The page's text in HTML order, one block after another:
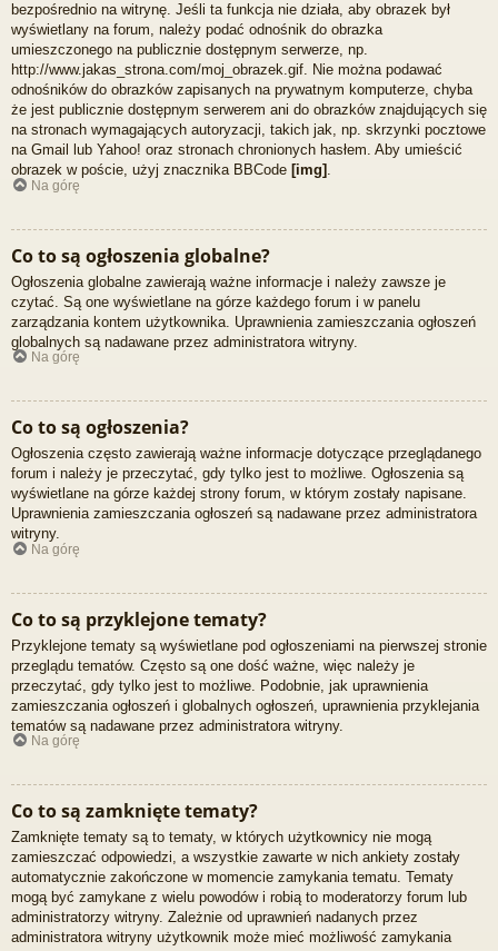
bezpośrednio na witrynę. Jeśli ta funkcja nie działa, aby obrazek był
wyświetlany na forum, należy podać odnośnik do obrazka
umieszczonego na publicznie dostępnym serwerze, np.
http://www.jakas_strona.com/moj_obrazek.gif. Nie można podawać
odnośników do obrazków zapisanych na prywatnym komputerze, chyba
że jest publicznie dostępnym serwerem ani do obrazków znajdujących się
na stronach wymagających autoryzacji, takich jak, np. skrzynki pocztowe
na Gmail lub Yahoo! oraz stronach chronionych hasłem. Aby umieścić
obrazek w poście, użyj znacznika BBCode [img] .
Na górę
Co to są ogłoszenia globalne?
Ogłoszenia globalne zawierają ważne informacje i należy zawsze je
czytać. Są one wyświetlane na górze każdego forum i w panelu
zarządzania kontem użytkownika. Uprawnienia zamieszczania ogłoszeń
globalnych są nadawane przez administratora witryny.
Na górę
Co to są ogłoszenia?
Ogłoszenia często zawierają ważne informacje dotyczące przeglądanego
forum i należy je przeczytać, gdy tylko jest to możliwe. Ogłoszenia są
wyświetlane na górze każdej strony forum, w którym zostały napisane.
Uprawnienia zamieszczania ogłoszeń są nadawane przez administratora
witryny.
Na górę
Co to są przyklejone tematy?
Przyklejone tematy są wyświetlane pod ogłoszeniami na pierwszej stronie
przeglądu tematów. Często są one dość ważne, więc należy je
przeczytać, gdy tylko jest to możliwe. Podobnie, jak uprawnienia
zamieszczania ogłoszeń i globalnych ogłoszeń, uprawnienia przyklejania
tematów są nadawane przez administratora witryny.
Na górę
Co to są zamknięte tematy?
Zamknięte tematy są to tematy, w których użytkownicy nie mogą
zamieszczać odpowiedzi, a wszystkie zawarte w nich ankiety zostały
automatycznie zakończone w momencie zamykania tematu. Tematy
mogą być zamykane z wielu powodów i robią to moderatorzy forum lub
administratorzy witryny. Zależnie od uprawnień nadanych przez
administratora witryny użytkownik może mieć możliwość zamykania